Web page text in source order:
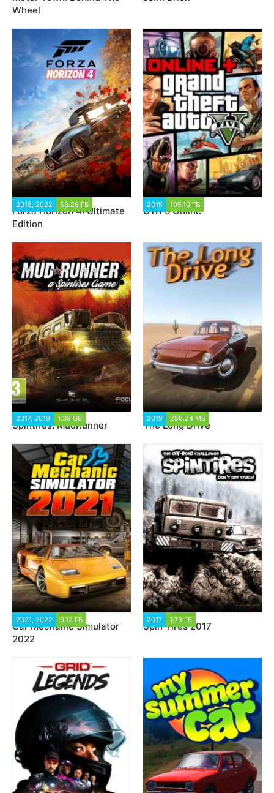
Wheel
2018, 2022 58.26 ГБ
Forza Horizon 4: Ultimate
Edition
2015 105.10 ГБ
GTA 5 Online
2017, 2019 1.38 GB
Spintires: MudRunner
2019 256.24 МБ
The Long Drive
2021, 2022 9.12 ГБ
Car Mechanic Simulator
2022
2017 1.73 ГБ
Spin Tires 2017